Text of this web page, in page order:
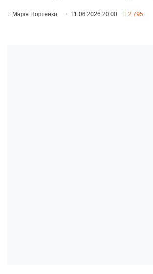
Марія Нортенко 11.06.2026 20:00 2 795